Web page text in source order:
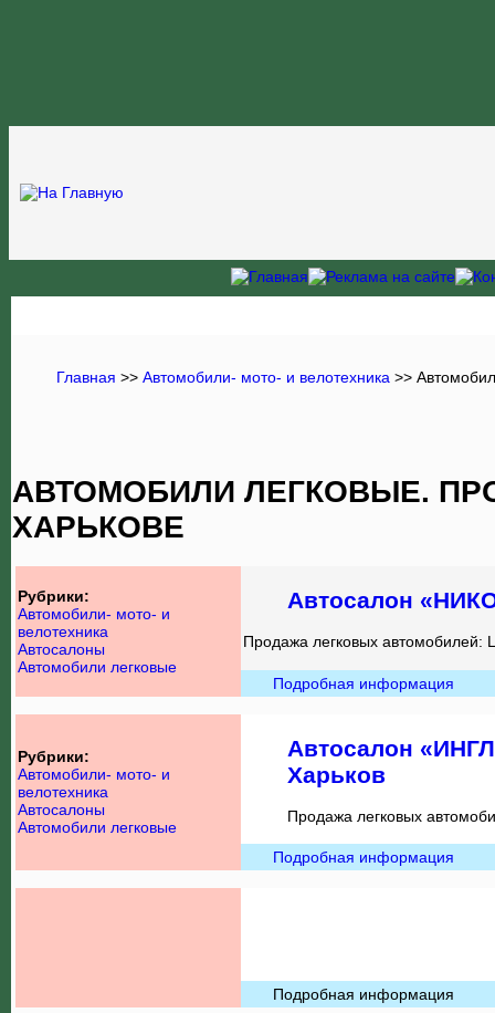
Главная >> Автомобили- мото- и велотехника >>
АВТОМОБИЛИ ЛЕГКОВЫЕ.
ХАРЬКОВЕ
Рубрики:
Автомобили- мото- и
велотехника
Автосалоны
Автомобили легковые
Автосалон
Продажа легковых автомобилей:
Подробная информация
Рубрики:
Автомобили- мото- и
велотехника
Автосалоны
Автомобили легковые
Автосалон
Харьков
Продажа легковых
Подробная информация
Подробная информация